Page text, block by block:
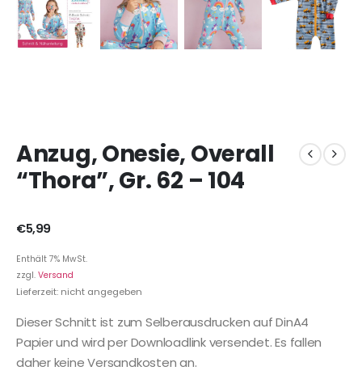
Anzug, Onesie, Overall
“Thora”, Gr. 62 – 104
€5,99
Enthält 7% MwSt.
zzgl. Versand
Lieferzeit: nicht angegeben
Dieser Schnitt ist zum Selberausdrucken auf DinA4
Papier und wird per Downloadlink versendet. Es fallen
daher keine Versandkosten an.